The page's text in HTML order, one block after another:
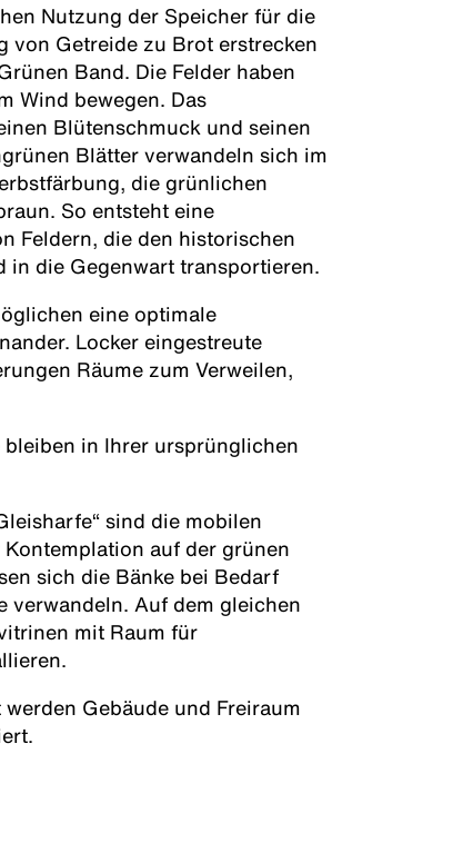
Nutzung der Speicher für die
von Getreide zu Brot erstrecken
Band. Die Felder haben
Wind bewegen. Das
Blütenschmuck und seinen
Blätter verwandeln sich im
die grünlichen
So entsteht eine
Feldern, die den historischen
die Gegenwart transportieren.
eine optimale
Locker eingestreute
Räume zum Verweilen,
in Ihrer ursprünglichen
sind die mobilen
auf der grünen
sich die Bänke bei Bedarf
verwandeln. Auf dem gleichen
mit Raum für
Gebäude und Freiraum